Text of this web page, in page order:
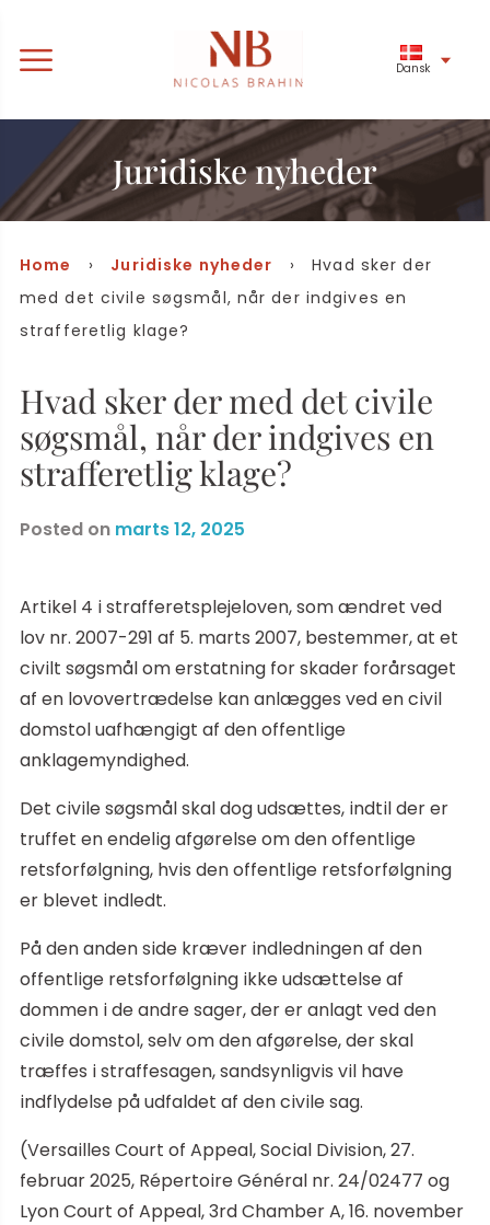
Dansk
Juridiske nyheder
Home › Juridiske nyheder › Hvad sker der
med det civile søgsmål, når der indgives en
strafferetlig klage?
Hvad sker der med det civile
søgsmål, når der indgives en
strafferetlig klage?
Posted on marts 12, 2025
Artikel 4 i strafferetsplejeloven, som ændret ved
lov nr. 2007-291 af 5. marts 2007, bestemmer, at et
civilt søgsmål om erstatning for skader forårsaget
af en lovovertrædelse kan anlægges ved en civil
domstol uafhængigt af den offentlige
anklagemyndighed.
Det civile søgsmål skal dog udsættes, indtil der er
truffet en endelig afgørelse om den offentlige
retsforfølgning, hvis den offentlige retsforfølgning
er blevet indledt.
På den anden side kræver indledningen af den
offentlige retsforfølgning ikke udsættelse af
dommen i de andre sager, der er anlagt ved den
civile domstol, selv om den afgørelse, der skal
træffes i straffesagen, sandsynligvis vil have
indflydelse på udfaldet af den civile sag.
(Versailles Court of Appeal, Social Division, 27.
februar 2025, Répertoire Général nr. 24/02477 og
Lyon Court of Appeal, 3rd Chamber A, 16. november